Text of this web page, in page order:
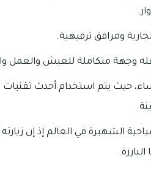
ومرافق ترفيهية.
وجهة متكاملة للعيش والعمل
حيث يتم استخدام أحدث
الشهيرة في العالم إذ إن